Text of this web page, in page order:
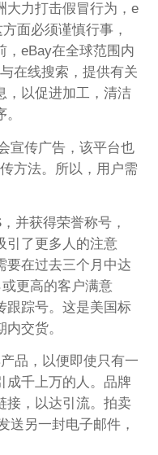
大力打击假冒行为，e
面必须谨慎行事，
，eBay在全球范围内
在线搜索，提供有关
，以促进加工，清洁
宣传广告，该平台也
方法。所以，用户需
并获得荣誉称号，
引了更多人的注意
要在过去三个月中达
更高的客户满意
跟踪号。这是美国标
交货。
品，以便即使只有一
成千上万的人。品牌
接，以达引流。拍卖
送另一封电子邮件，